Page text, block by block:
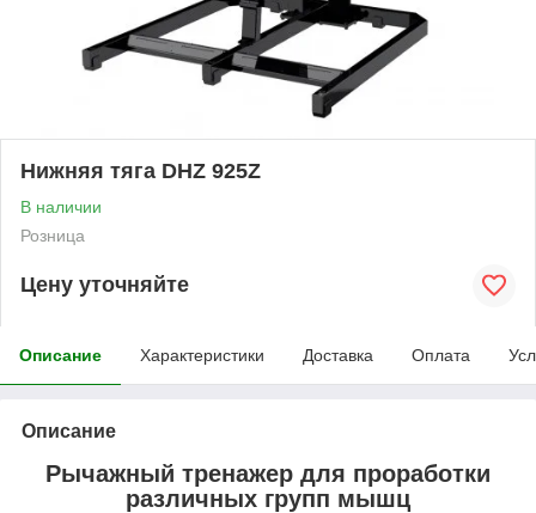
Нижняя тяга DHZ 925Z
В наличии
Розница
Цену уточняйте
Описание Характеристики Доставка Оплата
Описание
Рычажный тренажер для проработки
различных групп мышц